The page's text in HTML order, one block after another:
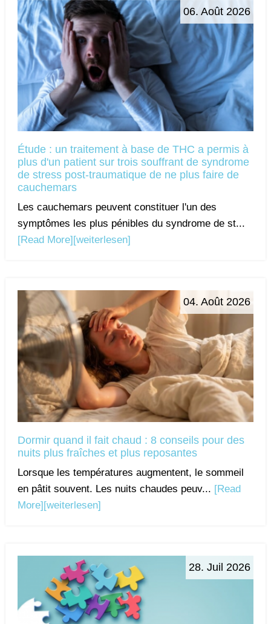
06. Août 2026
Étude : un traitement à base de THC a permis à
plus d'un patient sur trois souffrant de syndrome
de stress post-traumatique de ne plus faire de
cauchemars
Les cauchemars peuvent constituer l'un des
symptômes les plus pénibles du syndrome de st...
[Read More] [weiterlesen]
04. Août 2026
Dormir quand il fait chaud : 8 conseils pour des
nuits plus fraîches et plus reposantes
Lorsque les températures augmentent, le sommeil
en pâtit souvent. Les nuits chaudes peuv... [Read
More] [weiterlesen]
28. Juil 2026